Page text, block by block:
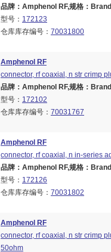
品牌：Amphenol RF,规格：
型号： 172123
仓库库存编号： 70031800
Amphenol RF
connector, rf coaxial, n str crimp
品牌：Amphenol RF,规格：
型号： 172102
仓库库存编号： 70031767
Amphenol RF
connector, rf coaxial, n in-series
品牌：Amphenol RF,规格：
型号： 172126
仓库库存编号： 70031802
Amphenol RF
connector, rf coaxial, n str crimp
50ohm